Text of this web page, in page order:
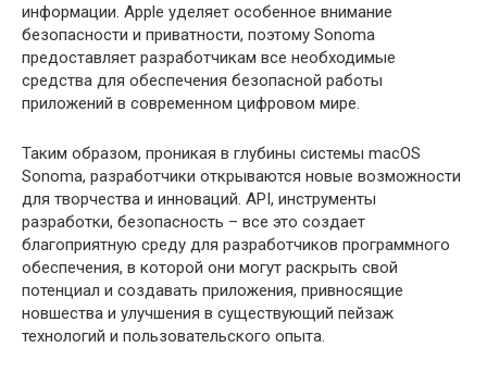
информации. Apple уделяет особенное внимание
безопасности и приватности, поэтому Sonoma
предоставляет разработчикам все необходимые
средства для обеспечения безопасной работы
приложений в современном цифровом мире.
Таким образом, проникая в глубины системы macOS
Sonoma, разработчики открываются новые возможности
для творчества и инноваций. API, инструменты
разработки, безопасность – все это создает
благоприятную среду для разработчиков программного
обеспечения, в которой они могут раскрыть свой
потенциал и создавать приложения, привносящие
новшества и улучшения в существующий пейзаж
технологий и пользовательского опыта.